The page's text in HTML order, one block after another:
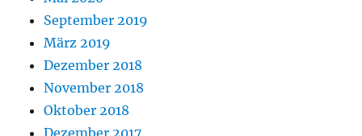
September 2019
März 2019
Dezember 2018
November 2018
Oktober 2018
Dezember 2017